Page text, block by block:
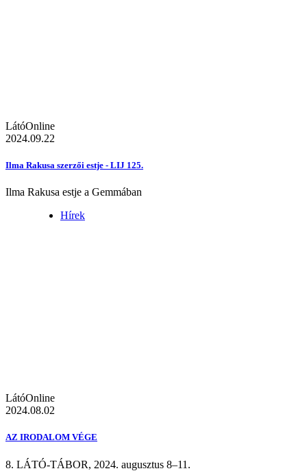
LátóOnline
2024.09.22
Ilma Rakusa szerzői estje - LIJ 125.
Ilma Rakusa estje a Gemmában
Hírek
LátóOnline
2024.08.02
AZ IRODALOM VÉGE
8. LÁTÓ-TÁBOR, 2024. augusztus 8–11.